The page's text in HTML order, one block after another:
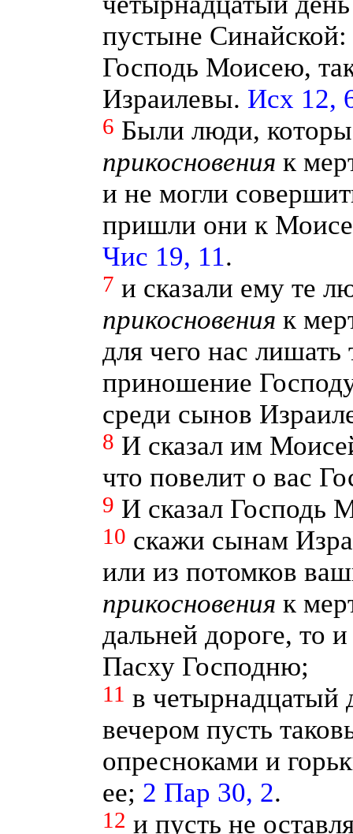
пустыне Синайской:
Господь Моисею,
Израилевы. Исх 12,
6 Были люди,
прикосновения к
и не могли
пришли они к
Чис 19, 11.
7 и сказали ему те
прикосновения к
для чего нас
приношение
среди сынов
8 И сказал им
что повелит о вас
9 И сказал Господь
10 скажи сынам
или из потомков
прикосновения к
дальней дороге, то
Пасху Господню;
11 в четырнадцатый
вечером пусть
опресноками и
ее; 2 Пар 30, 2.
12 и пусть не